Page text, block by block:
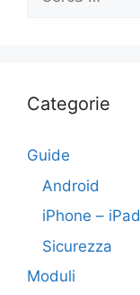
Categorie
Guide
Android
iPhone – iPad
Sicurezza
Moduli